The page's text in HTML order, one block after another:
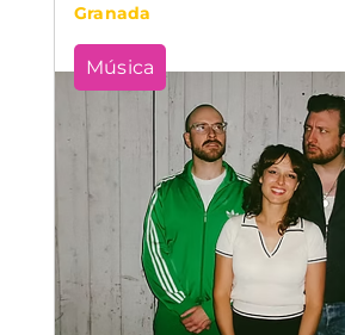
Granada
Música